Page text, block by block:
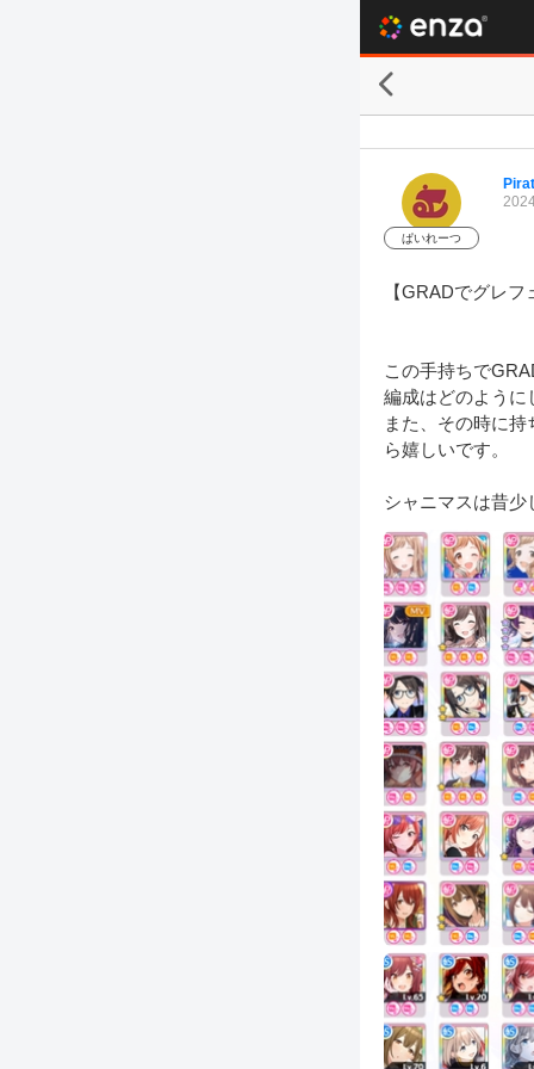
ぱいれーつ
【GRADでグレ
この手持ちで
編成はどのように
また、その時に
ら嬉しいです。
シャニマスは昔